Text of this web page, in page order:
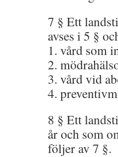
7 § Ett
avses i 5 §
1. vård som
2.
3. vård vid
4.
8 § Ett
år och som
följer av 7 §.